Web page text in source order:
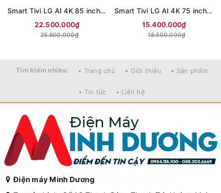
Smart Tivi LG AI 4K 85 inch 85NU855BPSA (Mới 2026)
22.500.000₫
25.600.000₫
Smart Tivi LG AI 4K 75 inch 75NU855BPSA (Mới 2026)
15.400.000₫
18.500.000₫
Tìm kiếm nhiều: • Trang chủ • Giới thiệu • Sản phẩm
• Tin tức • Liên hệ
Điện máy Minh Dương